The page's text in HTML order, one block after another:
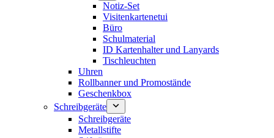
Notiz-Set
Visitenkartenetui
Büro
Schulmaterial
ID Kartenhalter und Lanyards
Tischleuchten
Uhren
Rollbanner und Promostände
Geschenkbox
Schreibgeräte
Schreibgeräte
Metallstifte